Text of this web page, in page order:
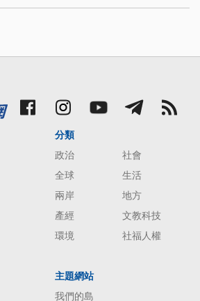
分類
政治
社會
全球
生活
兩岸
地方
產經
文教科技
環境
社福人權
主題網站
我們的島